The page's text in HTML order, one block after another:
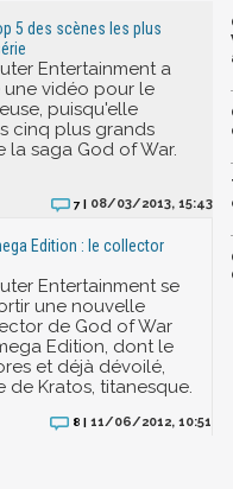
5 des scènes les plus
Entertainment a
une vidéo pour le
puisqu'elle
cinq plus grands
la saga God of War.
7 | 08/03/2013, 15:43
Edition : le collector
Entertainment se
une nouvelle
de God of War
Edition, dont le
et déjà dévoilé,
de Kratos, titanesque.
8 | 11/06/2012, 10:51